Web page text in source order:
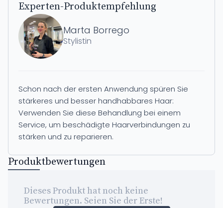
Experten-Produktempfehlung
Marta Borrego
Stylistin
Schon nach der ersten Anwendung spüren Sie
stärkeres und besser handhabbares Haar:
Verwenden Sie diese Behandlung bei einem
Service, um beschädigte Haarverbindungen zu
stärken und zu reparieren.
Produktbewertungen
Dieses Produkt hat noch keine
Bewertungen. Seien Sie der Erste!